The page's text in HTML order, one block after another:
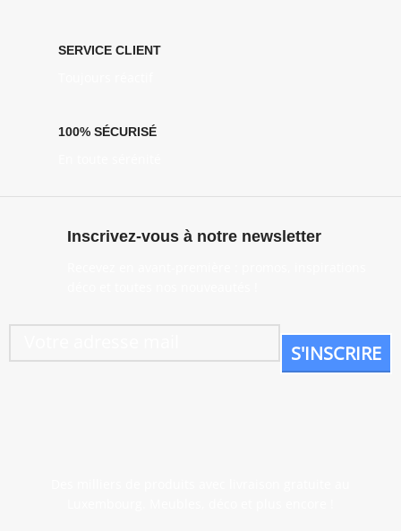
SERVICE CLIENT
100% SÉCURISÉ
Inscrivez-vous à notre newsletter